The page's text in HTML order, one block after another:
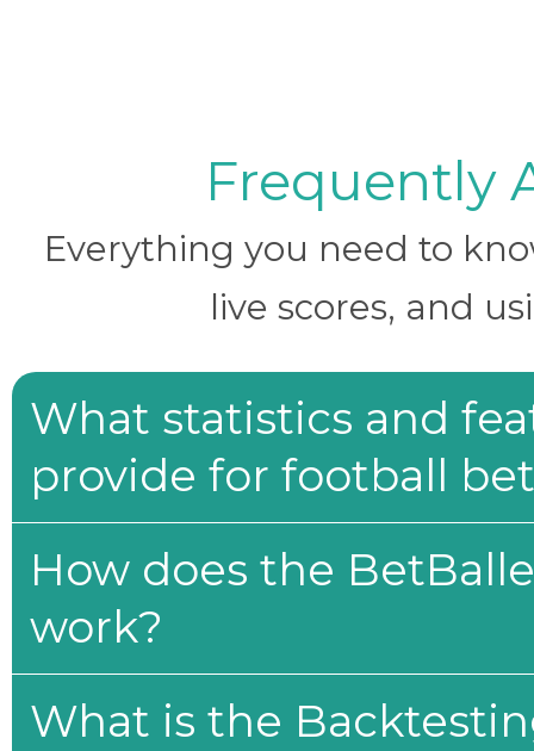
Frequently
Everything you need to
live scores, and
What statistics and
provide for football
How does the
work?
What is the